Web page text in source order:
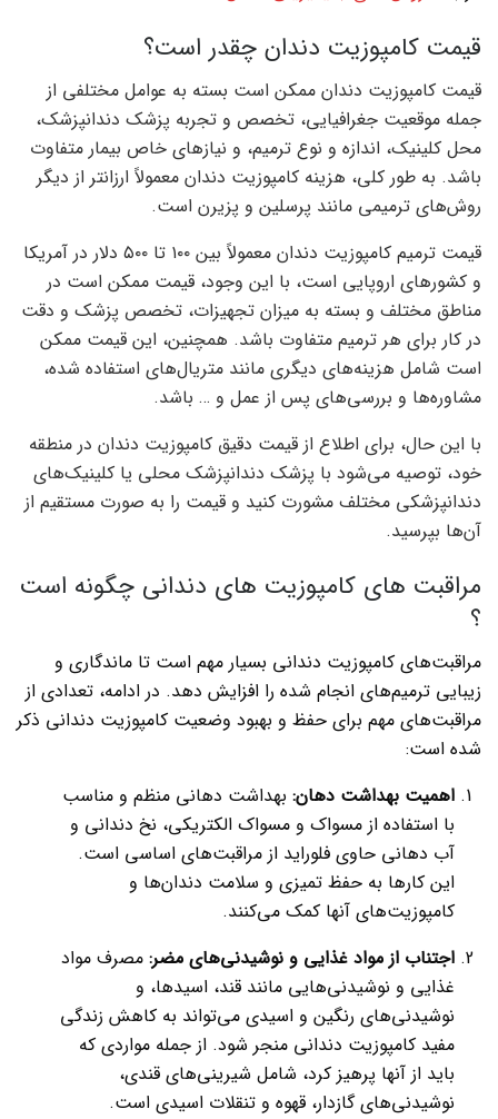
قیمت کامپوزیت دندان چقدر است؟
قیمت کامپوزیت دندان ممکن است بسته به عوامل مختلفی از
جمله موقعیت جغرافیایی، تخصص و تجربه پزشک دندانپزشک،
محل کلینیک، اندازه و نوع ترمیم، و نیازهای خاص بیمار متفاوت
باشد. به طور کلی، هزینه کامپوزیت دندان معمولاً ارزانتر از دیگر
روش‌های ترمیمی مانند پرسلین و پزیرن است.
قیمت ترمیم کامپوزیت دندان معمولاً بین ۱۰۰ تا ۵۰۰ دلار در آمریکا
و کشورهای اروپایی است، با این وجود، قیمت ممکن است در
مناطق مختلف و بسته به میزان تجهیزات، تخصص پزشک و دقت
در کار برای هر ترمیم متفاوت باشد. همچنین، این قیمت ممکن
است شامل هزینه‌های دیگری مانند متریال‌های استفاده شده،
مشاوره‌ها و بررسی‌های پس از عمل و … باشد.
با این حال، برای اطلاع از قیمت دقیق کامپوزیت دندان در منطقه
خود، توصیه می‌شود با پزشک دندانپزشک محلی یا کلینیک‌های
دندانپزشکی مختلف مشورت کنید و قیمت را به صورت مستقیم از
آن‌ها بپرسید.
مراقبت های کامپوزیت های دندانی چگونه است
؟
مراقبت‌های کامپوزیت دندانی بسیار مهم است تا ماندگاری و
زیبایی ترمیم‌های انجام شده را افزایش دهد. در ادامه، تعدادی از
مراقبت‌های مهم برای حفظ و بهبود وضعیت کامپوزیت دندانی ذکر
شده است:
اهمیت بهداشت دهان: بهداشت دهانی منظم و مناسب
با استفاده از مسواک و مسواک الکتریکی، نخ دندانی و
آب دهانی حاوی فلوراید از مراقبت‌های اساسی است.
این کارها به حفظ تمیزی و سلامت دندان‌ها و
کامپوزیت‌های آنها کمک می‌کنند.
اجتناب از مواد غذایی و نوشیدنی‌های مضر: مصرف مواد
غذایی و نوشیدنی‌هایی مانند قند، اسیدها، و
نوشیدنی‌های رنگین و اسیدی می‌تواند به کاهش زندگی
مفید کامپوزیت دندانی منجر شود. از جمله مواردی که
باید از آنها پرهیز کرد، شامل شیرینی‌های قندی،
نوشیدنی‌های گازدار، قهوه و تنقلات اسیدی است.